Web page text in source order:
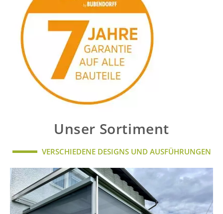
Unser Sortiment
VERSCHIEDENE DESIGNS UND AUSFÜHRUNGEN